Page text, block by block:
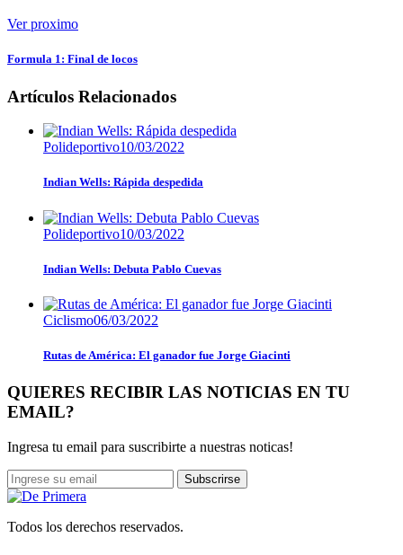
Ver proximo
Formula 1: Final de locos
Artículos Relacionados
Polideportivo10/03/2022
Indian Wells: Rápida despedida
Polideportivo10/03/2022
Indian Wells: Debuta Pablo Cuevas
Ciclismo06/03/2022
Rutas de América: El ganador fue Jorge Giacinti
QUIERES RECIBIR LAS NOTICIAS EN TU
EMAIL?
Ingresa tu email para suscribirte a nuestras noticas!
Subscrirse
Todos los derechos reservados.